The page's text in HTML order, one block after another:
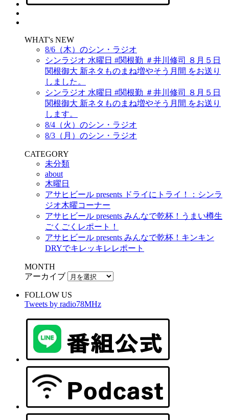
WHAT's NEW
8/6（木）のシン・ラジオ
シンラジオ 水曜日 #関根勤 ＃井川修司 ８月５日
関根御大 新ネタものまね増やそう月間 をお送り
しました。
シンラジオ 水曜日 #関根勤 ＃井川修司 ８月５日
関根御大 新ネタものまね増やそう月間 をお送り
します。
8/4（火）のシン・ラジオ
8/3（月）のシン・ラジオ
CATEGORY
未分類
about
木曜日
アサヒビール presents ドライにトライ！：シンラ
ジオ木曜コーナー
アサヒビール presents みんなで乾杯！うまい樽生
ごくごくレポート！
アサヒビール presents みんなで乾杯！キンキン
DRYでキレッキレレポート
MONTH
アーカイブ
FOLLOW US
Tweets by radio78MHz